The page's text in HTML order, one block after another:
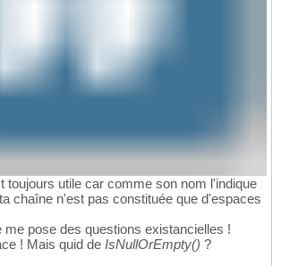
toujours utile car comme son nom l'indique
chaîne n'est pas constituée que d'espaces
pose des questions existancielles !
! Mais quid de IsNullOrEmpty() ?